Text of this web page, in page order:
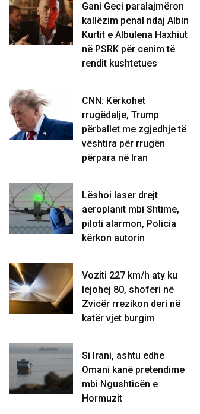
Gani Geci paralajmëron
kallëzim penal ndaj Albin
Kurtit e Albulena Haxhiut
në PSRK për cenim të
rendit kushtetues
CNN: Kërkohet
rrugëdalje, Trump
përballet me zgjedhje të
vështira për rrugën
përpara në Iran
Lëshoi laser drejt
aeroplanit mbi Shtime,
piloti alarmon, Policia
kërkon autorin
Voziti 227 km/h aty ku
lejohej 80, shoferi në
Zvicër rrezikon deri në
katër vjet burgim
Si Irani, ashtu edhe
Omani kanë pretendime
mbi Ngushticën e
Hormuzit